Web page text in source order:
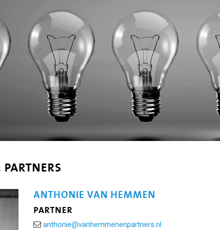
ANTHONIE VAN HEMMEN
PARTNER
anthonie@vanhemmenenpartners.nl